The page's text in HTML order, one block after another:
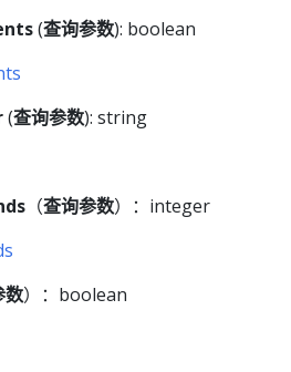
(查询参数): boolean
(查询参数): string
（查询参数）：integer
数）：boolean